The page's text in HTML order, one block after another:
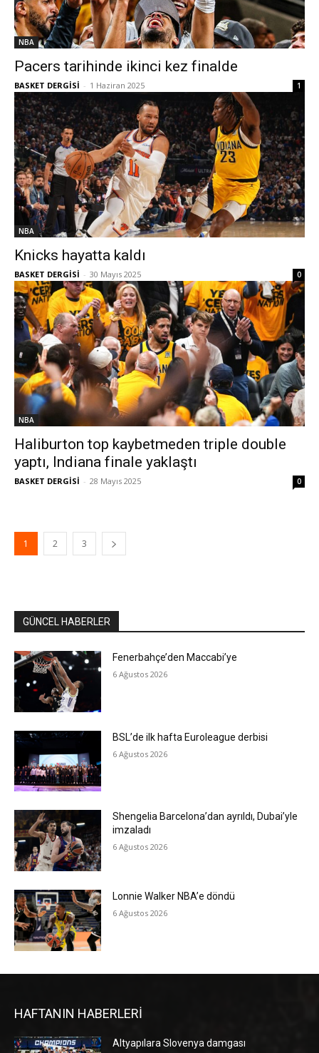
NBA
Pacers tarihinde ikinci kez finalde
BASKET DERGİSİ - 1 Haziran 2025 1
NBA
Knicks hayatta kaldı
BASKET DERGİSİ - 30 Mayıs 2025 0
NBA
Haliburton top kaybetmeden triple double
yaptı, Indiana finale yaklaştı
BASKET DERGİSİ - 28 Mayıs 2025 0
1 2 3
GÜNCEL HABERLER
Fenerbahçe’den Maccabi’ye
6 Ağustos 2026
BSL’de ilk hafta Euroleague derbisi
6 Ağustos 2026
Shengelia Barcelona’dan ayrıldı, Dubai’yle
imzaladı
6 Ağustos 2026
Lonnie Walker NBA’e döndü
6 Ağustos 2026
HAFTANIN HABERLERİ
Altyapılara Slovenya damgası